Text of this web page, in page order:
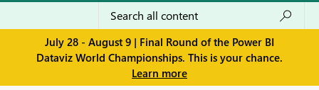
July 28 - August 9 | Final Round of the Power BI
Dataviz World Championships. This is your chance.
Learn more